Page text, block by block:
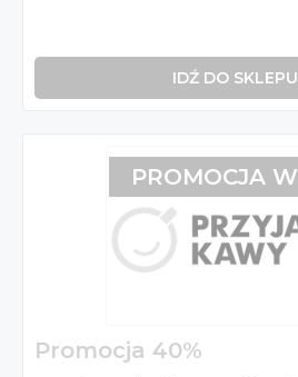
IDŹ DO SKLEPU
Promocja 40%
PROMOCJA